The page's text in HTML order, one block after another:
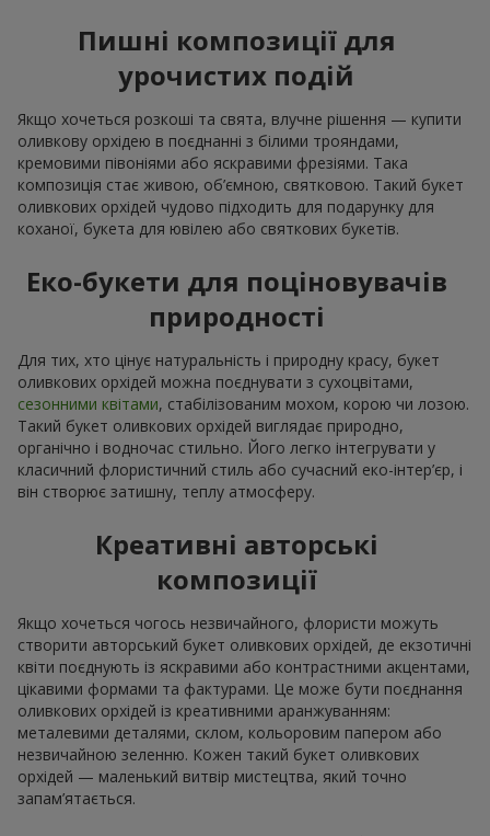
Пишні композиції для
урочистих подій
Якщо хочеться розкоші та свята, влучне рішення — купити
оливкову орхідею в поєднанні з білими трояндами,
кремовими півоніями або яскравими фрезіями. Така
композиція стає живою, об’ємною, святковою. Такий букет
оливкових орхідей чудово підходить для подарунку для
коханої, букета для ювілею або святкових букетів.
Еко-букети для поціновувачів
природності
Для тих, хто цінує натуральність і природну красу, букет
оливкових орхідей можна поєднувати з сухоцвітами,
сезонними квітами, стабілізованим мохом, корою чи лозою.
Такий букет оливкових орхідей виглядає природно,
органічно і водночас стильно. Його легко інтегрувати у
класичний флористичний стиль або сучасний еко-інтер’єр, і
він створює затишну, теплу атмосферу.
Креативні авторські
композиції
Якщо хочеться чогось незвичайного, флористи можуть
створити авторський букет оливкових орхідей, де екзотичні
квіти поєднують із яскравими або контрастними акцентами,
цікавими формами та фактурами. Це може бути поєднання
оливкових орхідей із креативними аранжуванням:
металевими деталями, склом, кольоровим папером або
незвичайною зеленню. Кожен такий букет оливкових
орхідей — маленький витвір мистецтва, який точно
запам’ятається.